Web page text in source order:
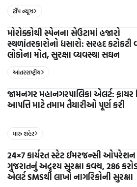
ટૉપ ન્યૂઝ
મોરોક્કોથી સ્પેનના સેઉટામાં હજારો
સ્થળાંતરકારોનો ધસારો: સરહદ કટોકટી
લોકોના મોત, સુરક્ષા વ્યવસ્થા સઘન
આંતરરાષ્ટ્રીય
જામનગર મહાનગરપાલિકા એલર્ટ: ફાયર
આપત્તિ માટે તમામ તૈયારીઓ પૂર્ણ કરી
મારું શહેર
24×7 કાર્યરત સ્ટેટ ઈમરજન્સી
ગુજરાતનું અદૃશ્ય સુરક્ષા કવચ, 286
એલર્ટ SMSથી લાખો નાગરિકોની સુરક્ષા